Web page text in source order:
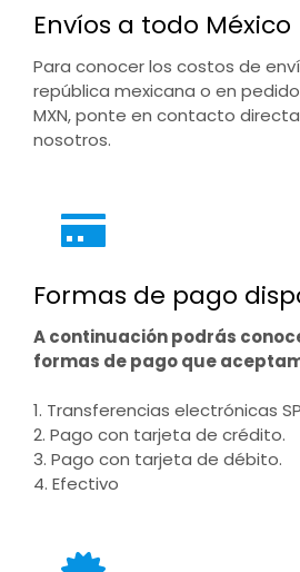
Envíos a todo México
Para conocer los costos de
república mexicana o en
MXN, ponte en contacto
nosotros.
Formas de pago
A continuación podrás
formas de pago que
1. Transferencias electrónicas
2. Pago con tarjeta de crédito.
3. Pago con tarjeta de débito.
4. Efectivo